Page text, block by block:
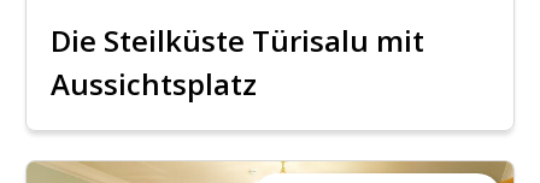
Die Steilküste Türisalu mit
Aussichtsplatz